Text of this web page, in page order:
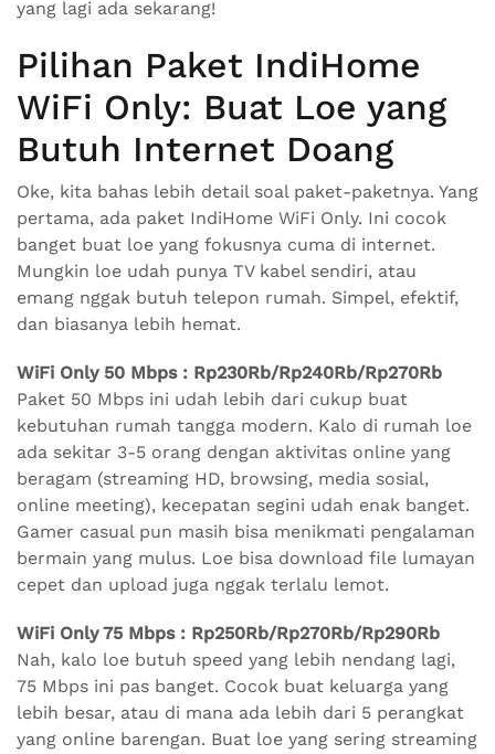
yang lagi ada sekarang!
Pilihan Paket IndiHome
WiFi Only: Buat Loe yang
Butuh Internet Doang
Oke, kita bahas lebih detail soal paket-paketnya. Yang
pertama, ada paket IndiHome WiFi Only. Ini cocok
banget buat loe yang fokusnya cuma di internet.
Mungkin loe udah punya TV kabel sendiri, atau
emang nggak butuh telepon rumah. Simpel, efektif,
dan biasanya lebih hemat.
WiFi Only 50 Mbps : Rp230Rb/Rp240Rb/Rp270Rb
Paket 50 Mbps ini udah lebih dari cukup buat
kebutuhan rumah tangga modern. Kalo di rumah loe
ada sekitar 3-5 orang dengan aktivitas online yang
beragam (streaming HD, browsing, media sosial,
online meeting), kecepatan segini udah enak banget.
Gamer casual pun masih bisa menikmati pengalaman
bermain yang mulus. Loe bisa download file lumayan
cepet dan upload juga nggak terlalu lemot.
WiFi Only 75 Mbps : Rp250Rb/Rp270Rb/Rp290Rb
Nah, kalo loe butuh speed yang lebih nendang lagi,
75 Mbps ini pas banget. Cocok buat keluarga yang
lebih besar, atau di mana ada lebih dari 5 perangkat
yang online barengan. Buat loe yang sering streaming